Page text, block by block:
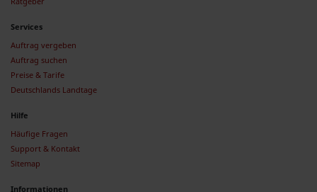
Services
Auftrag vergeben
Auftrag suchen
Preise & Tarife
Deutschlands Landtage
Hilfe
Häufige Fragen
Support & Kontakt
Sitemap
Informationen